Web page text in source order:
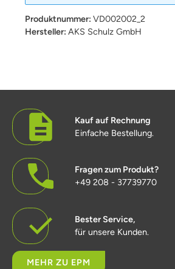
Produktnummer: VD002002_2
Hersteller: AKS Schulz GmbH
Kauf auf Rechnung
Einfache Bestellung.
Fragen zum Produkt?
+49 208 - 37739770
Bester Service,
für unsere Kunden.
MEHR ZU EPM